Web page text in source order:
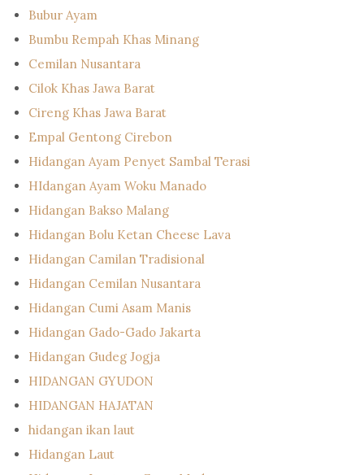
Bubur Ayam
Bumbu Rempah Khas Minang
Cemilan Nusantara
Cilok Khas Jawa Barat
Cireng Khas Jawa Barat
Empal Gentong Cirebon
Hidangan Ayam Penyet Sambal Terasi
HIdangan Ayam Woku Manado
Hidangan Bakso Malang
Hidangan Bolu Ketan Cheese Lava
Hidangan Camilan Tradisional
Hidangan Cemilan Nusantara
Hidangan Cumi Asam Manis
Hidangan Gado-Gado Jakarta
Hidangan Gudeg Jogja
HIDANGAN GYUDON
HIDANGAN HAJATAN
hidangan ikan laut
Hidangan Laut